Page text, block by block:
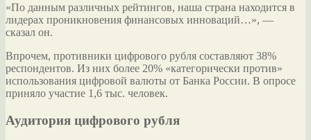
«По данным различных рейтингов, наша страна находится в
лидерах проникновения финансовых инноваций…», —
сказал он.
Впрочем, противники цифрового рубля составляют 38%
респондентов. Из них более 20% «категорически против»
использования цифровой валюты от Банка России. В опросе
приняло участие 1,6 тыс. человек.
Аудитория цифрового рубля